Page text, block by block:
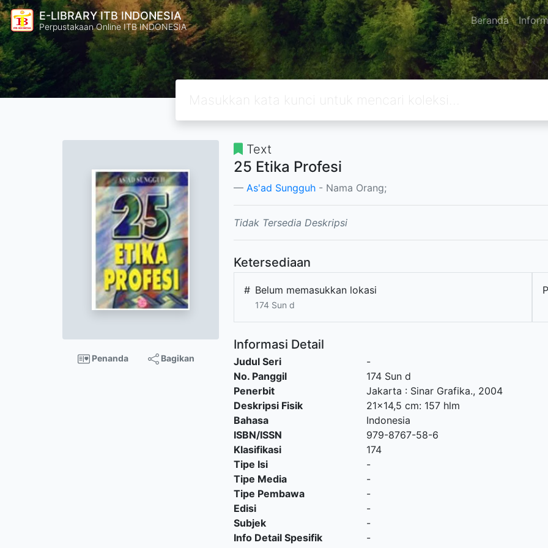
E-LIBRARY ITB INDONESIA
Perpustakaan Online ITB INDONESIA Beranda
Penanda Bagikan
Text
25 Etika Profesi
As'ad Sungguh - Nama Orang;
Tidak Tersedia Deskripsi
Ketersediaan
# Belum memasukkan lokasi
174 Sun d
Informasi Detail
Judul Seri
-
No. Panggil
174 Sun d
Penerbit
Jakarta : Sinar Grafika., 2004
Deskripsi Fisik
21x14,5 cm: 157 hlm
Bahasa
Indonesia
ISBN/ISSN
979-8767-58-6
Klasifikasi
174
Tipe Isi
-
Tipe Media
-
Tipe Pembawa
-
Edisi
-
Subjek
-
Info Detail Spesifik
-